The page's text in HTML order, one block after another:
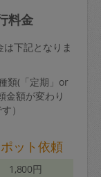
料金
下記となりま
類(「定期」or
金額が変わり
）
ット依頼
1,800円